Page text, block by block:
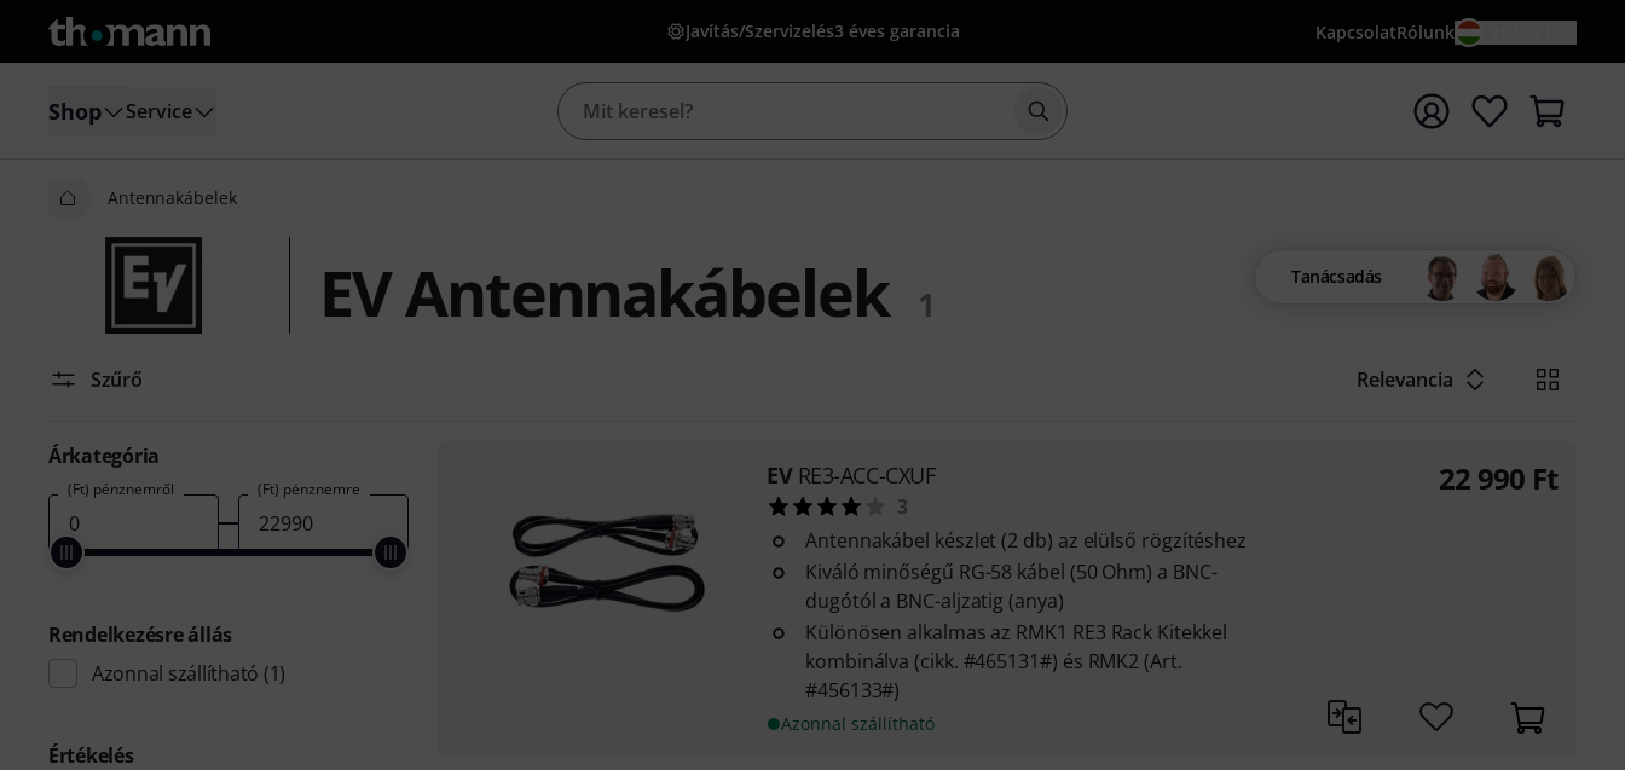
Javítás/Szervizelés3 éves garancia KapcsolatRólunk
Shop Service Keresés indítása {searchTerm} keresőszóval
Antennakábelek
EV Antennakábelek 1
Tanácsadás
Szűrő Relevancia
Árkategória
(Ft) pénznemről (Ft) pénznemre
Rendelkezésre állás
Azonnal szállítható (1)
Értékelés
EV RE3-ACC-CXUF
3
Antennakábel készlet (2 db) az elülső rögzítéshez
Kiváló minőségű RG-58 kábel (50 Ohm) a BNC-
dugótól a BNC-aljzatig (anya)
Különösen alkalmas az RMK1 RE3 Rack Kitekkel
kombinálva (cikk. #465131#) és RMK2 (Art.
#456133#)
Azonnal szállítható
22 990 Ft